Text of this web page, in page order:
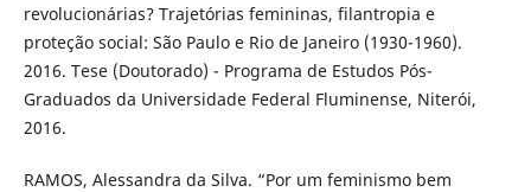
revolucionárias? Trajetórias femininas, filantropia e
proteção social: São Paulo e Rio de Janeiro (1930-1960).
2016. Tese (Doutorado) - Programa de Estudos Pós-
Graduados da Universidade Federal Fluminense, Niterói,
2016.
RAMOS, Alessandra da Silva. “Por um feminismo bem